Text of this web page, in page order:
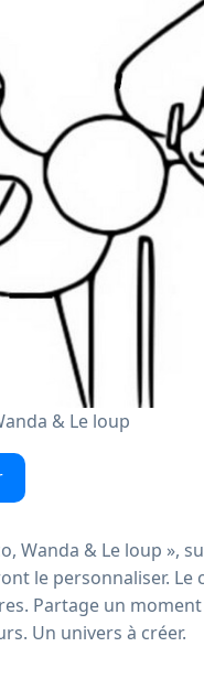
& Le loup
Wanda & Le loup »,
le personnaliser. Le
Partage un
Un univers à créer.